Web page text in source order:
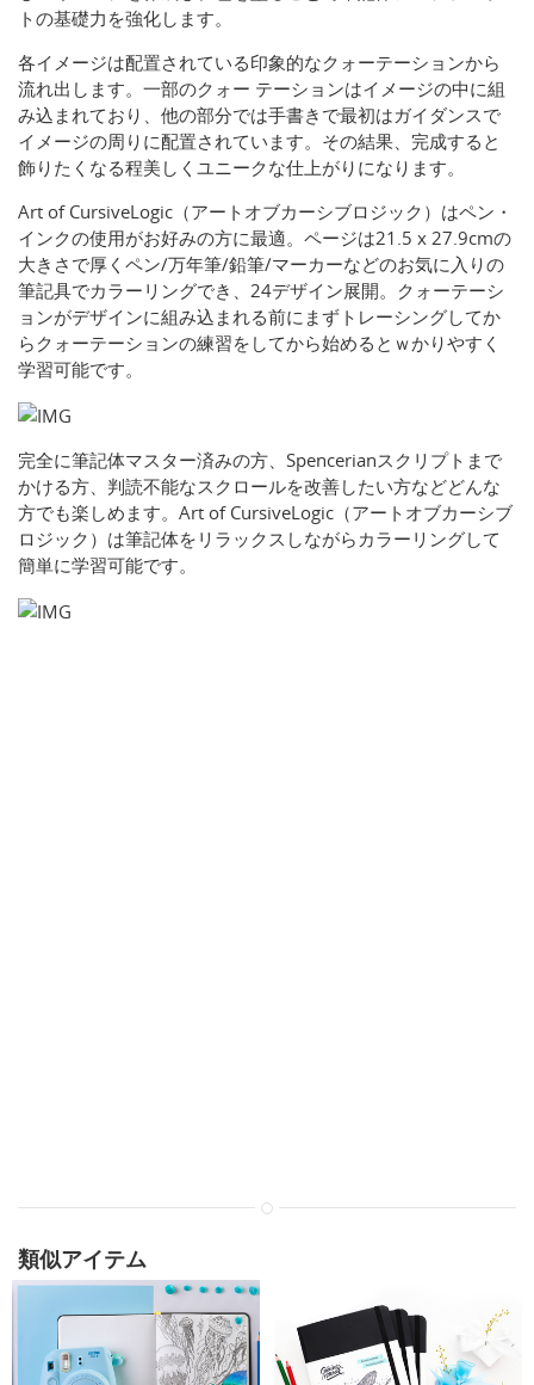
トの基礎力を強化します。
各イメージは配置されている印象的なクォーテーションから
流れ出します。一部のクォー テーションはイメージの中に組
み込まれており、他の部分では手書きで最初はガイダンスで
イメージの周りに配置されています。その結果、完成すると
飾りたくなる程美しくユニークな仕上がりになります。
Art of CursiveLogic（アートオブカーシブロジック）はペン・
インクの使用がお好みの方に最適。ページは21.5 x 27.9cmの
大きさで厚くペン/万年筆/鉛筆/マーカーなどのお気に入りの
筆記具でカラーリングでき、24デザイン展開。クォーテーシ
ョンがデザインに組み込まれる前にまずトレーシングしてか
らクォーテーションの練習をしてから始めるとｗかりやすく
学習可能です。
完全に筆記体マスター済みの方、Spencerianスクリプトまで
かける方、判読不能なスクロールを改善したい方などどんな
方でも楽しめます。Art of CursiveLogic（アートオブカーシブ
ロジック）は筆記体をリラックスしながらカラーリングして
簡単に学習可能です。
類似アイテム